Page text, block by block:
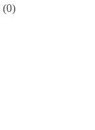
(0)